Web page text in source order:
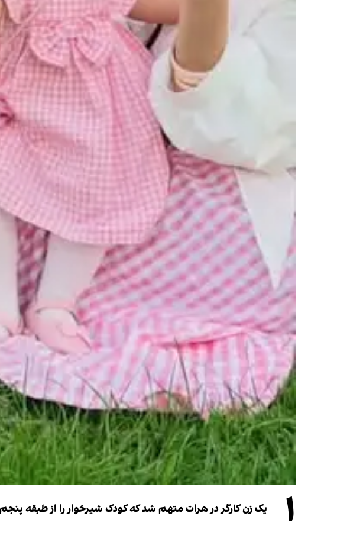
۱ یک زن کارگر در هرات متهم شد که کودک شیرخوار را از طبقه